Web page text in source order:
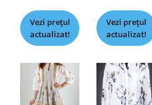
Vezi prețul
actualizat!
Vezi prețul
actualizat!